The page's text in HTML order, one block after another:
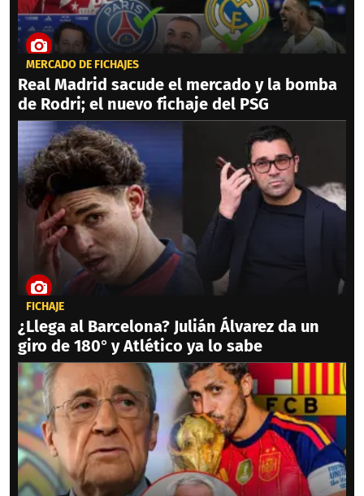
MERCADO DE FICHAJES
Real Madrid sacude el mercado y la bomba
de Rodri; el nuevo fichaje del PSG
FICHAJE
¿Llega al Barcelona? Julián Álvarez da un
giro de 180° y Atlético ya lo sabe